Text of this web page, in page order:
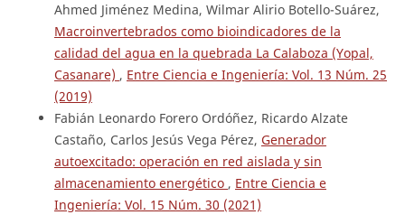
Ahmed Jiménez Medina, Wilmar Alirio Botello-Suárez,
Macroinvertebrados como bioindicadores de la
calidad del agua en la quebrada La Calaboza (Yopal,
Casanare) , Entre Ciencia e Ingeniería: Vol. 13 Núm. 25
(2019)
Fabián Leonardo Forero Ordóñez, Ricardo Alzate
Castaño, Carlos Jesús Vega Pérez, Generador
autoexcitado: operación en red aislada y sin
almacenamiento energético , Entre Ciencia e
Ingeniería: Vol. 15 Núm. 30 (2021)